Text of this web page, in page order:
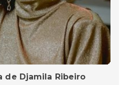
de Djamila Ribeiro